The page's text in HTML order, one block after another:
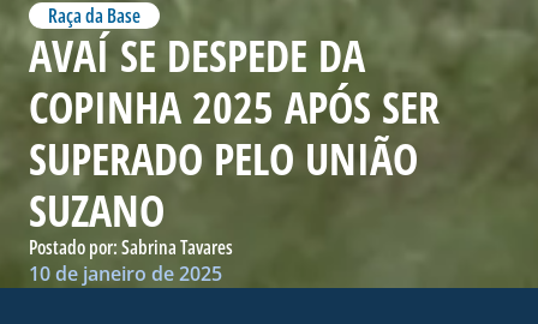
Raça da Base
AVAÍ SE DESPEDE DA
COPINHA 2025 APÓS SER
SUPERADO PELO UNIÃO
SUZANO
Postado por:Sabrina Tavares
10 de janeiro de 2025